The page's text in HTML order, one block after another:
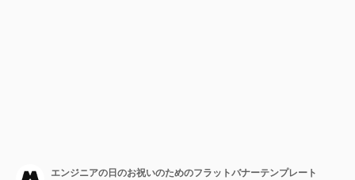
エンジニアの日のお祝いのためのフラットバナーテンプレート